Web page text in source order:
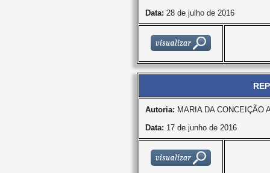
Data: 28 de julho de 2016
Autoria: MARIA DA CONCEIÇÃO
Data: 17 de junho de 2016